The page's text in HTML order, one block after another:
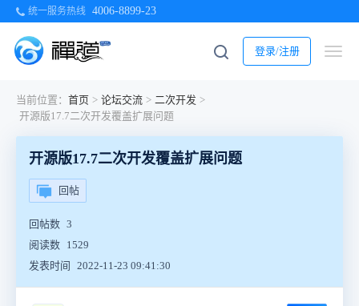
统一服务热线 4006-8899-23
登录/注册
当前位置： 首页 > 论坛交流 > 二次开发 >
开源版17.7二次开发覆盖扩展问题
开源版17.7二次开发覆盖扩展问题
回帖
回帖数 3
阅读数 1529
发表时间
2022-11-23 09:41:30